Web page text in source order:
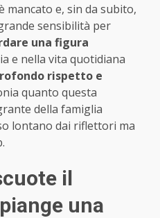
mancato e, sin da subito,
sensibilità per
una figura
e nella vita quotidiana
rispetto e
quanto questa
della famiglia
lontano dai riflettori ma
il
una